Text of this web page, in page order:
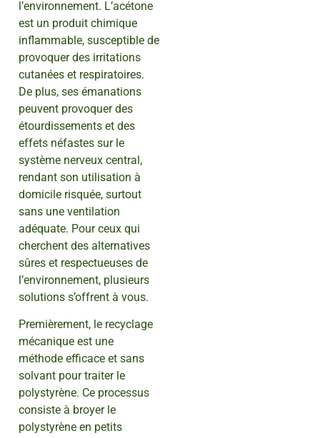
l’environnement. L’acétone
est un produit chimique
inflammable, susceptible de
provoquer des irritations
cutanées et respiratoires.
De plus, ses émanations
peuvent provoquer des
étourdissements et des
effets néfastes sur le
système nerveux central,
rendant son utilisation à
domicile risquée, surtout
sans une ventilation
adéquate. Pour ceux qui
cherchent des alternatives
sûres et respectueuses de
l’environnement, plusieurs
solutions s’offrent à vous.
Premièrement, le recyclage
mécanique est une
méthode efficace et sans
solvant pour traiter le
polystyrène. Ce processus
consiste à broyer le
polystyrène en petits